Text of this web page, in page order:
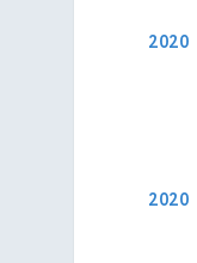
2020
2020